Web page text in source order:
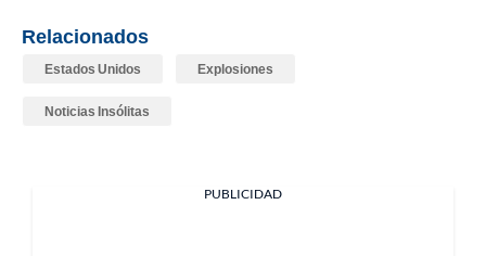
Relacionados
Estados Unidos Explosiones
Noticias Insólitas
PUBLICIDAD